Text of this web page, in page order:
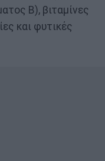
Β), βιταμίνες
και φυτικές